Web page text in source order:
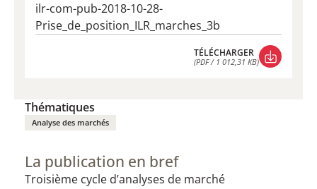
ilr-com-pub-2018-10-28-
Prise_de_position_ILR_marches_3b
TÉLÉCHARGER
(PDF / 1 012,31 KB)
Thématiques
Analyse des marchés
La publication en bref
​Troisième cycle d’analyses de marché